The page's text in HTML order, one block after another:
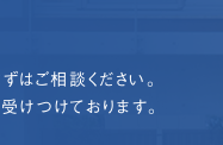
ご相談ください。
けつけております。